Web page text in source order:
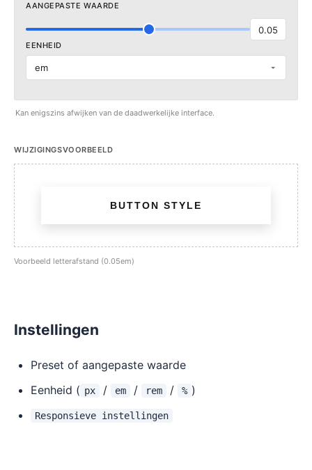
AANGEPASTE WAARDE
0.05
EENHEID
em
Kan enigszins afwijken van de daadwerkelijke interface.
WIJZIGINGSVOORBEELD
BUTTON STYLE
Voorbeeld letterafstand (0.05em)
Instellingen
Preset of aangepaste waarde
Eenheid ( px / em / rem / % )
Responsieve instellingen